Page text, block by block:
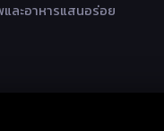
ละอาหารแสนอร่อย